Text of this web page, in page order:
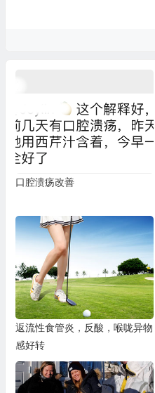
口腔溃疡改善
返流性食管炎，反酸，喉咙异物
感好转